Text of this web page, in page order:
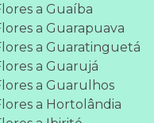
a Guaíba
a Guarapuava
a Guaratinguetá
a Guarujá
a Guarulhos
a Hortolândia